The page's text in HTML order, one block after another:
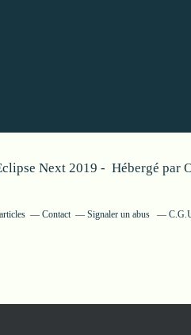
Next 2019 - Hébergé par
Contact Signaler un abus